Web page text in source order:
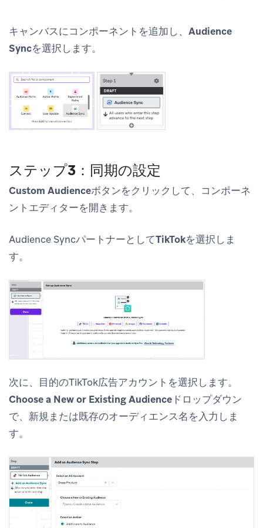
キャンバスにコンポーネントを追加し、 Audience
Syncを選択します。
ステップ3：同期の設定
Custom Audienceボタンをクリックして、コンポーネ
ントエディターを開きます。
Audience SyncパートナーとしてTikTokを選択しま
す。
次に、目的のTikTok広告アカウントを選択します。
Choose a New or Existing Audience ドロップダウン
で、新規または既存のオーディエンス名を入力しま
す。